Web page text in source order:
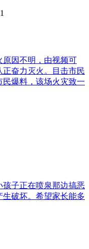
原因不明，由视频可
正奋力灭火。目击市民
爆料，该场火灾致一
子正在喷泉那边搞恶
破坏。希望家长能多